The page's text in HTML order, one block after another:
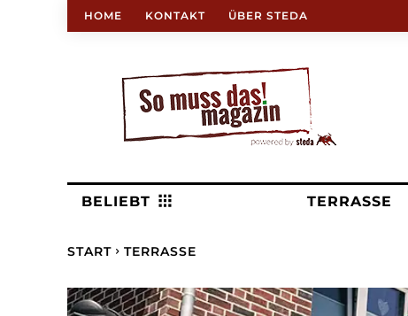
HOME KONTAKT ÜBER STEDA
BELIEBT TERRASSE
START TERRASSE